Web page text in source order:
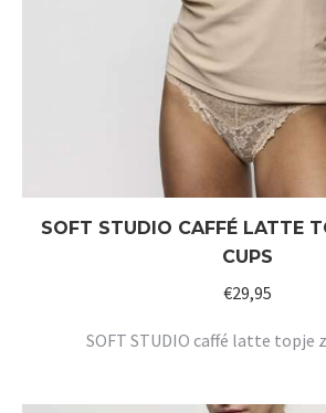
SOFT STUDIO CAFFÉ LATTE
CUPS
€29,95
SOFT STUDIO caffé latte topje